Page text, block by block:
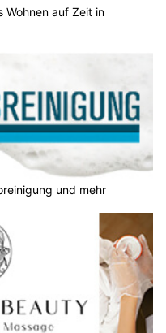
Wohnen auf Zeit in
und mehr